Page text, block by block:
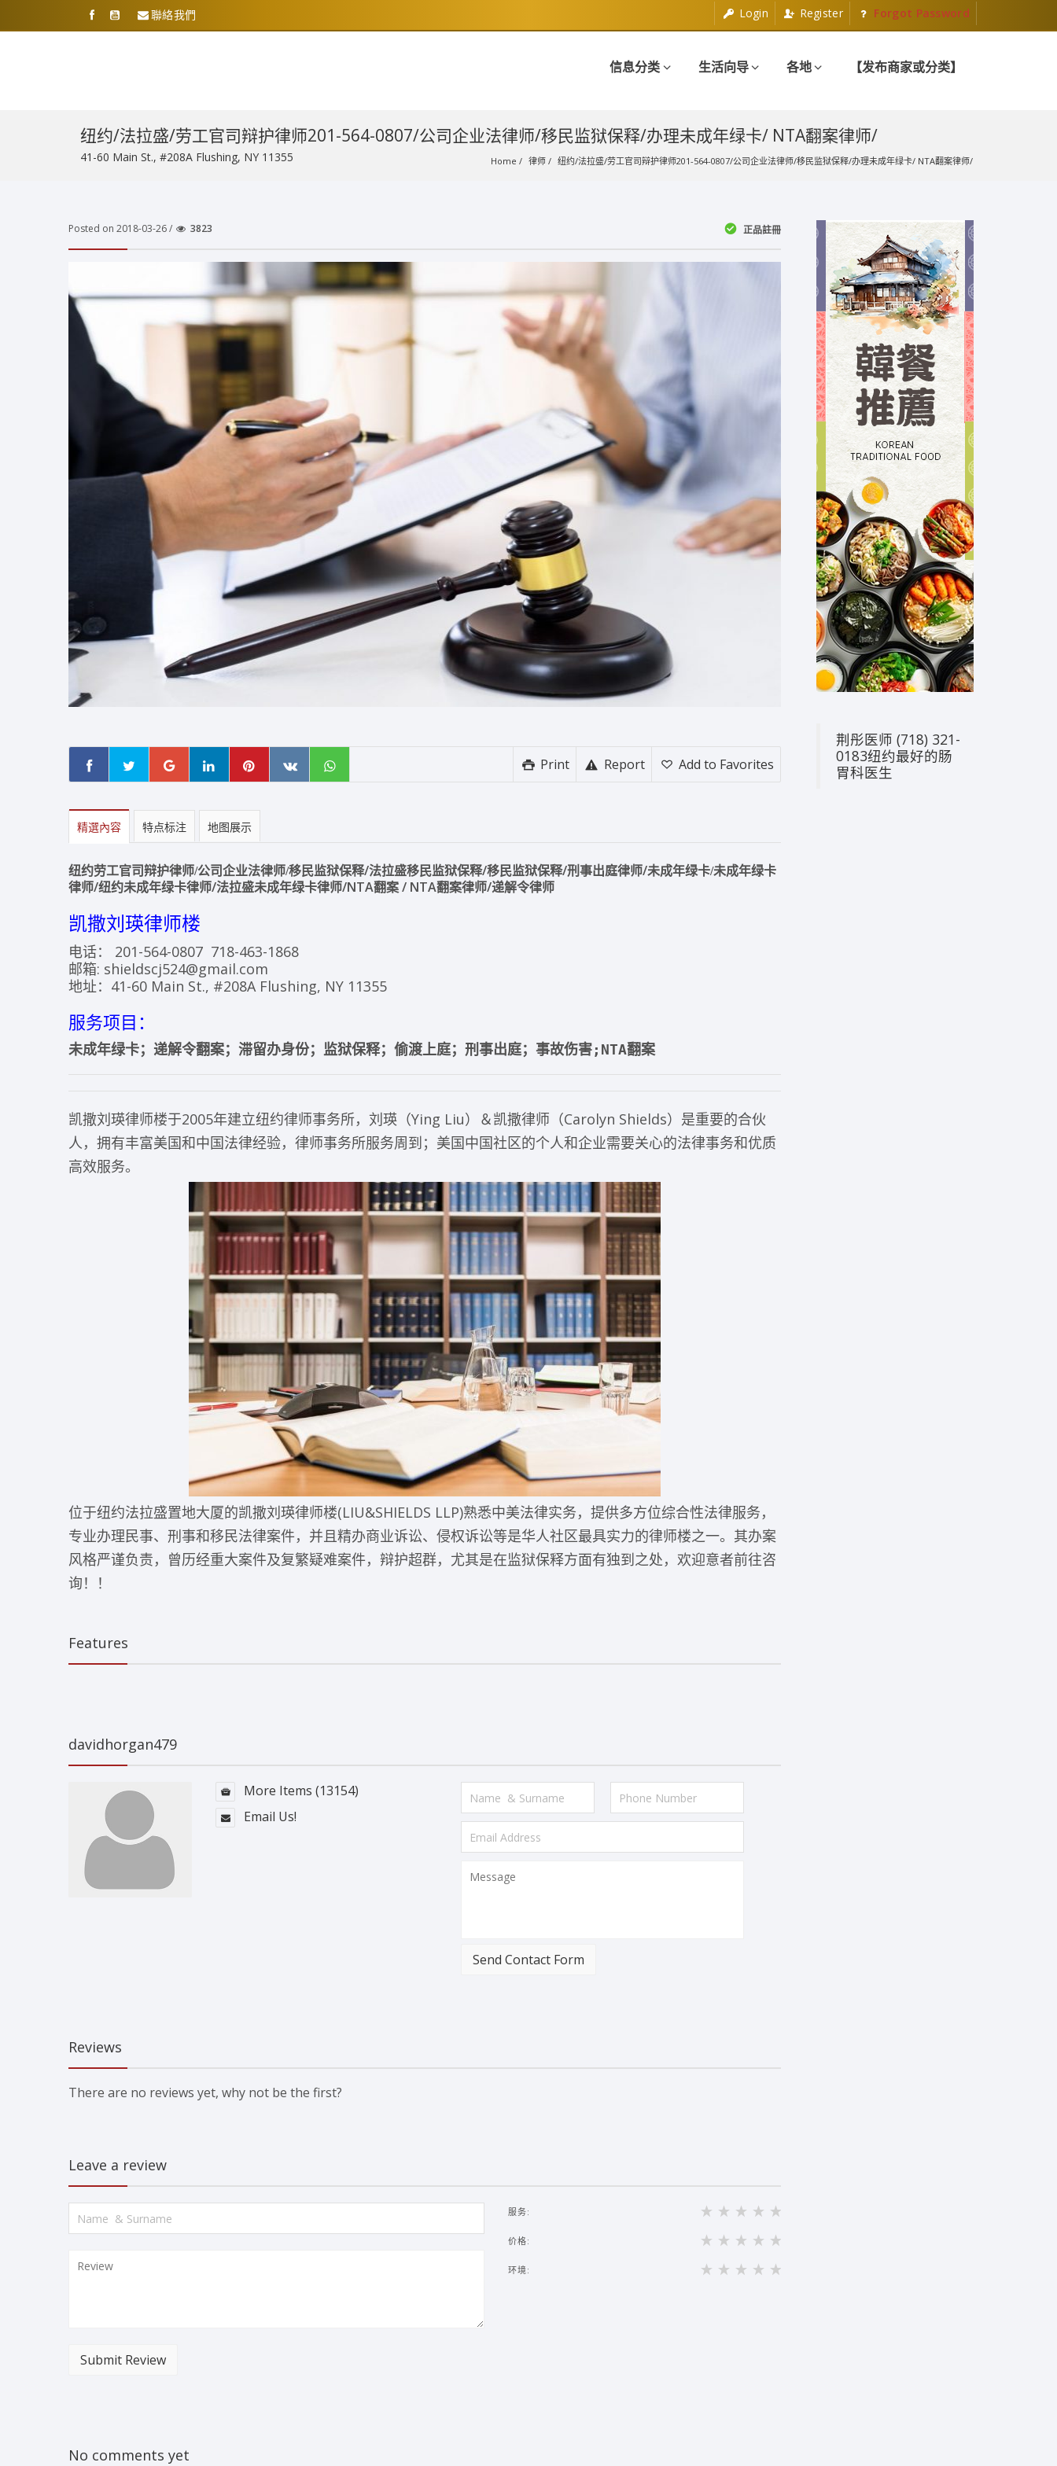
聯絡我們 Login Register Forgot Password
信息分类 生活向导 各地 【发布商家或分类】
纽约/法拉盛/劳工官司辩护律师201-564-0807/公司企业法律师/移民监狱保释/办理未成年绿卡/ NTA翻案律师/
41-60 Main St., #208A Flushing, NY 11355 Home 律师 纽约/法拉盛/劳工官司辩护律师201-564-0807/公司企业法律师/移民监狱保释/办理未成年绿卡/ NTA翻案律师/
正品註冊
Posted on 2018-03-26 / 3823
Add to Favorites
Report
Print
精選內容 特点标注 地图展示
纽约劳工官司辩护律师/公司企业法律师/移民监狱保释/法拉盛移民监狱保释/移民监狱保释/刑事出庭律师/未成年绿卡/未成年绿卡
律师/纽约未成年绿卡律师/法拉盛未成年绿卡律师/NTA翻案 / NTA翻案律师/递解令律师
凯撒刘瑛律师楼
电话： 201-564-0807 718-463-1868
邮箱: shieldscj524@gmail.com
地址：41-60 Main St., #208A Flushing, NY 11355
服务项目：
未成年绿卡； 递解令翻案； 滞留办身份； 监狱保释； 偷渡上庭； 刑事出庭； 事故伤害;NTA翻案
凯撒刘瑛律师楼于2005年建立纽约律师事务所，刘瑛（Ying Liu）＆凯撒律师（Carolyn Shields）是重要的合伙
人，拥有丰富美国和中国法律经验，律师事务所服务周到；美国中国社区的个人和企业需要关心的法律事务和优质
高效服务。
位于纽约法拉盛置地大厦的凯撒刘瑛律师楼(LIU&SHIELDS LLP)熟悉中美法律实务，提供多方位综合性法律服务，
专业办理民事、刑事和移民法律案件，并且精办商业诉讼、侵权诉讼等是华人社区最具实力的律师楼之一。其办案
风格严谨负责，曾历经重大案件及复繁疑难案件，辩护超群，尤其是在监狱保释方面有独到之处，欢迎意者前往咨
询！！
Features
davidhorgan479
More Items (13154)
Email Us!
Send Contact Form
Reviews
There are no reviews yet, why not be the first?
Leave a review
Submit Review
服务:
价格:
环境:
No comments yet
荆彤医师 (718) 321-
0183纽约最好的肠
胃科医生